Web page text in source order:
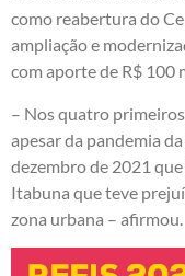
como reabertura do
ampliação e
com aporte de R$ 100
– Nos quatro
apesar da pandemia
dezembro de 2021
Itabuna que teve
zona urbana – afirmou.